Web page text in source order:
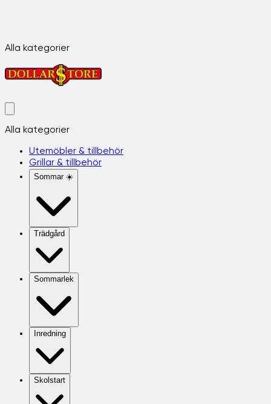
Alla kategorier
Alla kategorier
Utemöbler & tillbehör
Grillar & tillbehör
Sommar ☀️
Trädgård
Sommarlek
Inredning
Skolstart